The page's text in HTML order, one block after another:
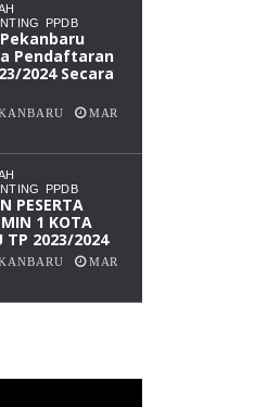
PPDB
Pendaftaran
2024 Secara
MAR
PPDB
PESERTA
1 KOTA
TP 2023/2024
MAR